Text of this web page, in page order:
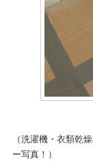
（洗濯機・衣類
ー写真！）